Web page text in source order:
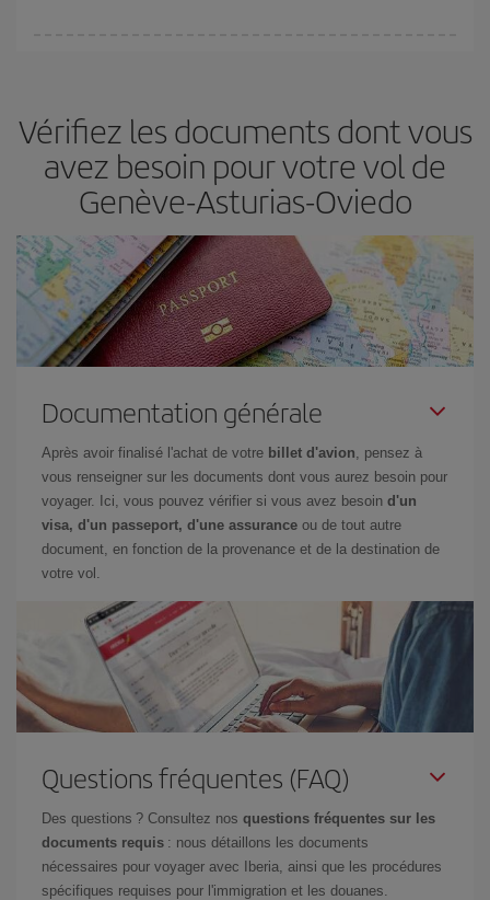
billets, plus vous bénéficiez de prix économiques. De plus, en
restant flexible sur les dates et les horaires de vol lors de votre
recherche, vous pourrezchoisir le prix le plus économique.
Vérifiez les documents dont vous
avez besoin pour votre vol de
Genève-Asturias-Oviedo
Documentation générale
Après avoir finalisé l'achat de votre billet d'avion, pensez à
vous renseigner sur les documents dont vous aurez besoin pour
voyager. Ici, vous pouvez vérifier si vous avez besoin d'un
visa, d'un passeport, d'une assurance ou de tout autre
document, en fonction de la provenance et de la destination de
votre vol.
Questions fréquentes (FAQ)
Des questions ? Consultez nos questions fréquentes sur les
documents requis : nous détaillons les documents
nécessaires pour voyager avec Iberia, ainsi que les procédures
spécifiques requises pour l'immigration et les douanes.